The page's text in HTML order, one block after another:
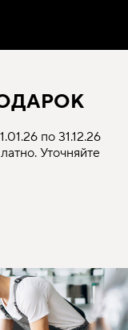
по 31.12.26
Уточняйте